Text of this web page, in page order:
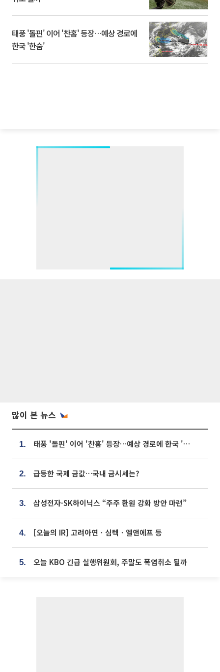
태풍 '돌핀' 이어 '찬홈' 등장…예상 경로에
한국 '한숨'
많이 본 뉴스
1. 태풍 '돌핀' 이어 '찬홈' 등장…예상 경로에 한국 '한숨'
2. 급등한 국제 금값…국내 금시세는?
3. 삼성전자·SK하이닉스 “주주 환원 강화 방안 마련”
4. [오늘의 IR] 고려아연ㆍ심텍ㆍ엘앤에프 등
5. 오늘 KBO 긴급 실행위원회, 주말도 폭염취소 될까